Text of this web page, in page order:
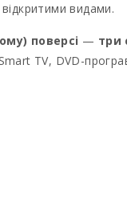
видами.
поверсі — три
TV, DVD-
Nautilus
з найкращих